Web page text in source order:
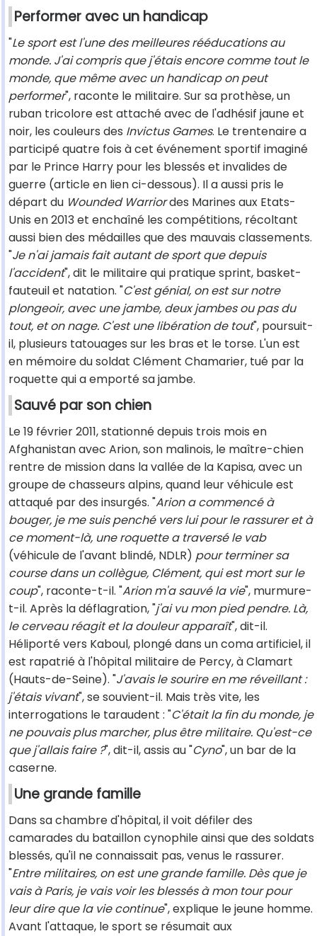
Performer avec un handicap
"Le sport est l'une des meilleures rééducations au
monde. J'ai compris que j'étais encore comme tout le
monde, que même avec un handicap on peut
performer", raconte le militaire. Sur sa prothèse, un
ruban tricolore est attaché avec de l'adhésif jaune et
noir, les couleurs des Invictus Games. Le trentenaire a
participé quatre fois à cet événement sportif imaginé
par le Prince Harry pour les blessés et invalides de
guerre (article en lien ci-dessous). Il a aussi pris le
départ du Wounded Warriordes Marines aux Etats-
Unis en 2013 et enchaîné les compétitions, récoltant
aussi bien des médailles que des mauvais classements.
"Je n'ai jamais fait autant de sport que depuis
l'accident", dit le militaire qui pratique sprint, basket-
fauteuil et natation. "C'est génial, on est sur notre
plongeoir, avec une jambe, deux jambes ou pas du
tout, et on nage. C'est une libération de tout", poursuit-
il, plusieurs tatouages sur les bras et le torse. L'un est
en mémoire du soldat Clément Chamarier, tué par la
roquette qui a emporté sa jambe.
Sauvé par son chien
Le 19 février 2011, stationné depuis trois mois en
Afghanistan avec Arion, son malinois, le maître-chien
rentre de mission dans la vallée de la Kapisa, avec un
groupe de chasseurs alpins, quand leur véhicule est
attaqué par des insurgés. "Arion a commencé à
bouger, je me suis penché vers lui pour le rassurer et à
ce moment-là, une roquette a traversé le vab
(véhicule de l'avant blindé, NDLR) pour terminer sa
course dans un collègue, Clément, qui est mort sur le
coup", raconte-t-il. "Arion m'a sauvé la vie", murmure-
t-il. Après la déflagration, "j'ai vu mon pied pendre. Là,
le cerveau réagit et la douleur apparaît", dit-il.
Héliporté vers Kaboul, plongé dans un coma artificiel, il
est rapatrié à l'hôpital militaire de Percy, à Clamart
(Hauts-de-Seine). "J'avais le sourire en me réveillant :
j'étais vivant", se souvient-il. Mais très vite, les
interrogations le taraudent : "C'était la fin du monde, je
ne pouvais plus marcher, plus être militaire. Qu'est-ce
que j'allais faire ?", dit-il, assis au "Cyno", un bar de la
caserne.
Une grande famille
Dans sa chambre d'hôpital, il voit défiler des
camarades du bataillon cynophile ainsi que des soldats
blessés, qu'il ne connaissait pas, venus le rassurer.
"Entre militaires, on est une grande famille. Dès que je
vais à Paris, je vais voir les blessés à mon tour pour
leur dire que la vie continue", explique le jeune homme.
Avant l'attaque, le sport se résumait aux